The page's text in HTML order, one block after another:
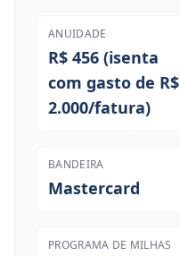
ANUIDADE
R$ 456 (isenta
com gasto de R$
2.000/fatura)
BANDEIRA
Mastercard
PROGRAMA DE MILHAS